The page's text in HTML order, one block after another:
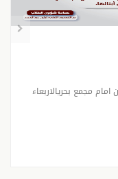
مجمع بحريالاربعاء